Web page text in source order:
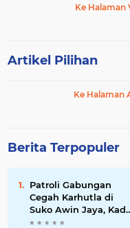
Ke Halaman
Artikel Pilihan
Ke Halaman
Berita Terpopuler
Patroli Gabungan
Cegah Karhutla di
Suko Awin Jaya,
Idawati Gandeng PT